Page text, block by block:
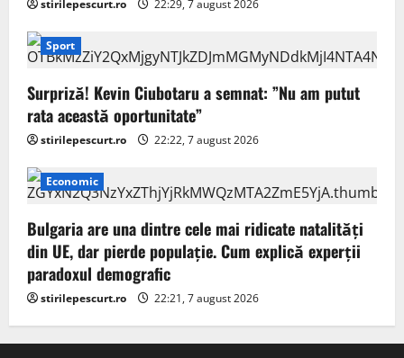
stirilepescurt.ro 22:29, 7 august 2026
Sport
Surpriză! Kevin Ciubotaru a semnat: ”Nu am putut
rata această oportunitate”
stirilepescurt.ro 22:22, 7 august 2026
Economic
Bulgaria are una dintre cele mai ridicate natalități
din UE, dar pierde populație. Cum explică experții
paradoxul demografic
stirilepescurt.ro 22:21, 7 august 2026